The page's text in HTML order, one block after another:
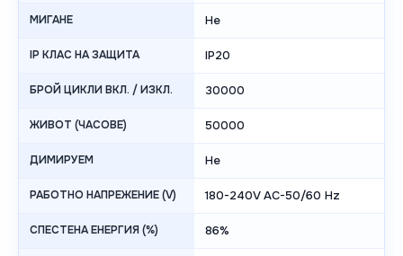
МИГАНЕ Не
IP КЛАС НА ЗАЩИТА IP20
БРОЙ ЦИКЛИ ВКЛ. / ИЗКЛ. 30000
ЖИВОТ (ЧАСОВЕ) 50000
ДИМИРУЕМ Не
РАБОТНО НАПРЕЖЕНИЕ (V) 180-240V AC-50/60 Hz
СПЕСТЕНА ЕНЕРГИЯ (%) 86%